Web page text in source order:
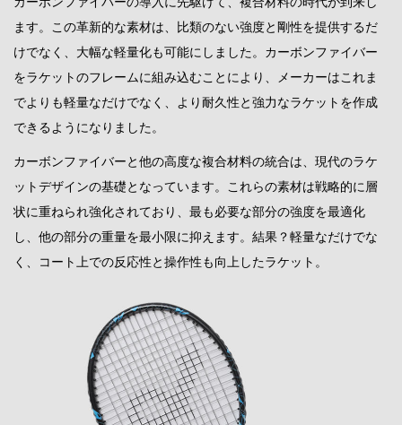
ます。この革新的な素材は、比類のない強度と剛性を提供するだ
けでなく、大幅な軽量化も可能にしました。カーボンファイバー
をラケットのフレームに組み込むことにより、メーカーはこれま
でよりも軽量なだけでなく、より耐久性と強力なラケットを作成
できるようになりました。
カーボンファイバーと他の高度な複合材料の統合は、現代のラケ
ットデザインの基礎となっています。これらの素材は戦略的に層
状に重ねられ強化されており、最も必要な部分の強度を最適化
し、他の部分の重量を最小限に抑えます。結果？軽量なだけでな
く、コート上での反応性と操作性も向上したラケット。